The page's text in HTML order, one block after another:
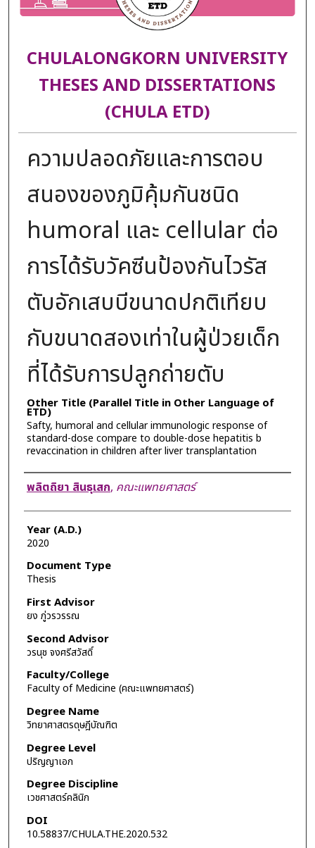
CHULALONGKORN UNIVERSITY
THESES AND DISSERTATIONS
(CHULA ETD)
ความปลอดภัยและการตอบ
สนองของภูมิคุ้มกันชนิด
humoral และ cellular ต่อ
การได้รับวัคซีนป้องกันไวรัส
ตับอักเสบบีขนาดปกติเทียบ
กับขนาดสองเท่าในผู้ป่วยเด็ก
ที่ได้รับการปลูกถ่ายตับ
Other Title (Parallel Title in Other Language of
ETD)
Safty, humoral and cellular immunologic response of
standard-dose compare to double-dose hepatitis b
revaccination in children after liver transplantation
Author
พลิตถิยา สินธุเสก, คณะแพทยศาสตร์
Year (A.D.)
2020
Document Type
Thesis
First Advisor
ยง ภู่วรวรรณ
Second Advisor
วรนุช จงศรีสวัสดิ์
Faculty/College
Faculty of Medicine (คณะแพทยศาสตร์)
Degree Name
วิทยาศาสตรดุษฎีบัณฑิต
Degree Level
ปริญญาเอก
Degree Discipline
เวชศาสตร์คลินิก
DOI
10.58837/CHULA.THE.2020.532